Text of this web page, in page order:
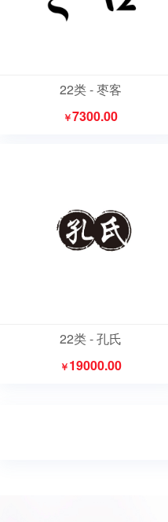
22类 - 枣客
￥7300.00
22类 - 孔氏
￥19000.00